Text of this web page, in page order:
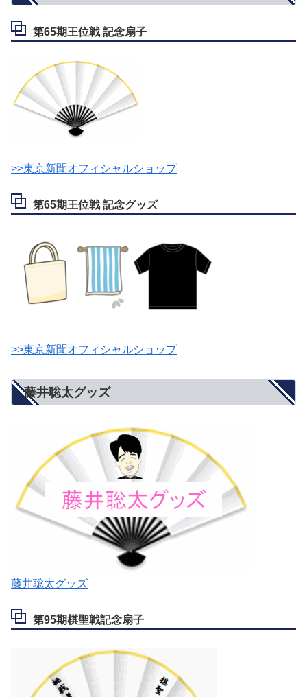
第65期王位戦 記念扇子
>>東京新聞オフィシャルショップ
第65期王位戦 記念グッズ
>>東京新聞オフィシャルショップ
藤井聡太グッズ
藤井聡太グッズ
第95期棋聖戦記念扇子